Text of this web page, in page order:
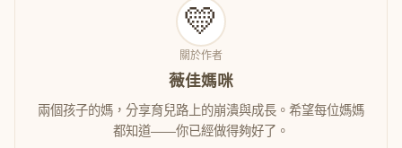
💛
關於作者
薇佳媽咪
兩個孩子的媽，分享育兒路上的崩潰與成長。希望每位媽媽
都知道——你已經做得夠好了。